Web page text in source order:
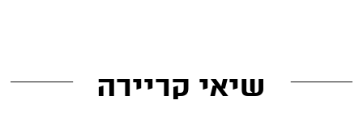
שיאי קריירה